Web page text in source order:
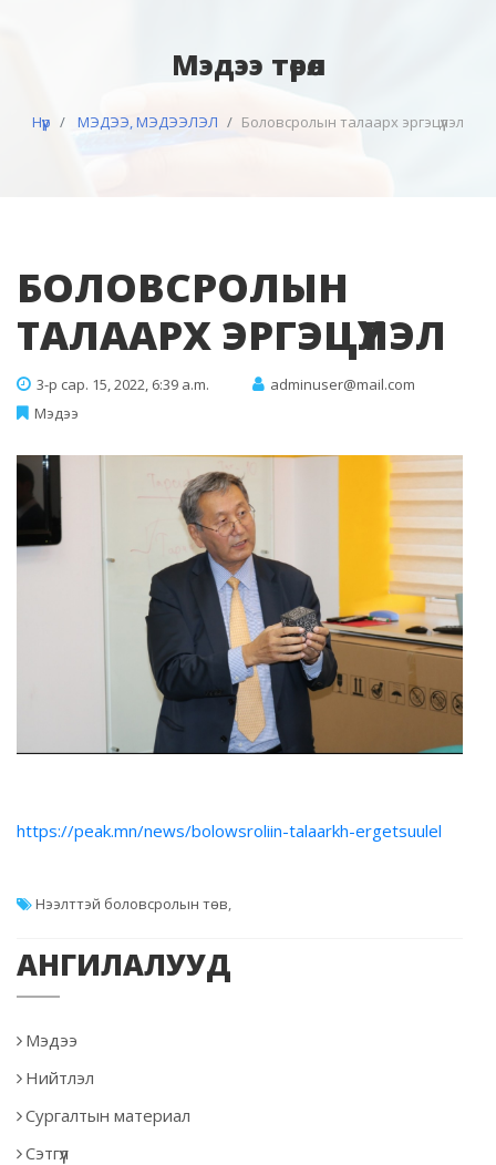
Мэдээ төрөл
Нүүр МЭДЭЭ, МЭДЭЭЛЭЛ Боловсролын талаарх эргэцүүлэл
БОЛОВСРОЛЫН
ТАЛААРХ ЭРГЭЦҮҮЛЭЛ
3-р сар. 15, 2022, 6:39 a.m.
adminuser@mail.com
Мэдээ
https://peak.mn/news/bolowsroliin-talaarkh-ergetsuulel
Нээлттэй боловсролын төв,
АНГИЛАЛУУД
Мэдээ
Нийтлэл
Сургалтын материал
Сэтгүүл